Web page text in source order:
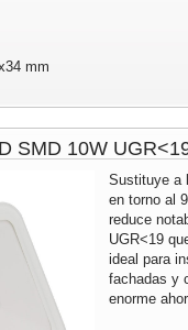
mm
SMD 10W
Sustituye a
en torno al
reduce
UGR<19
ideal para
fachadas y
enorme